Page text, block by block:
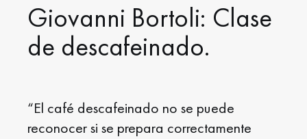
Giovanni Bortoli: Clase
de descafeinado.
“El café descafeinado no se puede
reconocer si se prepara correctamente